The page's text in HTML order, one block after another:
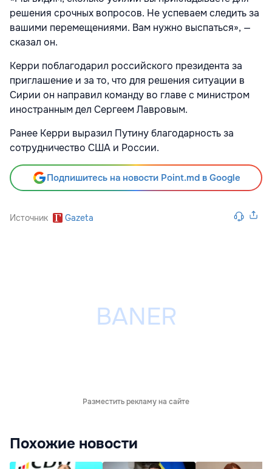
решения срочных вопросов. Не успеваем следить за
вашими перемещениями. Вам нужно выспаться», —
сказал он.
Керри поблагодарил российского президента за
приглашение и за то, что для решения ситуации в
Сирии он направил команду во главе с министром
иностранным дел Сергеем Лавровым.
Ранее Керри выразил Путину благодарность за
сотрудничество США и России.
Подпишитесь на новости Point.md в Google
Источник Gazeta
Разместить рекламу на сайте
Похожие новости